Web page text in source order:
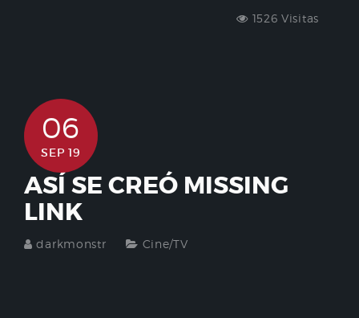
1526 Visitas
06
SEP 19
ASÍ SE CREÓ MISSING
LINK
darkmonstr Cine/TV